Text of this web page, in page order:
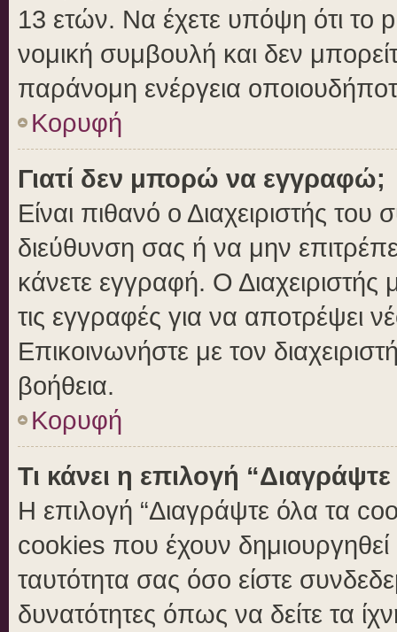
13 ετών. Να έχετε υπόψη ότι το
νομική συμβουλή και δεν
παράνομη ενέργεια
Κορυφή
Γιατί δεν μπορώ να εγγραφώ;
Είναι πιθανό ο Διαχειριστής του
διεύθυνση σας ή να μην
κάνετε εγγραφή. Ο Διαχειριστής
τις εγγραφές για να αποτρέψει
Επικοινωνήστε με τον
βοήθεια.
Κορυφή
Τι κάνει η επιλογή
Η επιλογή “Διαγράψτε όλα τα
cookies που έχουν
ταυτότητα σας όσο είστε
δυνατότητες όπως να δείτε τα